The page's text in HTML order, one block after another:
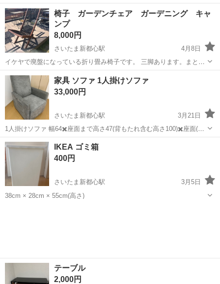
は必要になるかと思います。 サイズは45×145×44です。 引き取りのタ
イミングはご相談させてください。 宜しくお願いします。
埼玉 さいたま市 さいたま新都心駅 ダイニングセット
譲り
椅子 ガーデンチェア ガーデニング キャ
ンプ
8,000円
さいたま新都心駅
4月8日
イケヤで廃盤になっている折り畳み椅子です。 三脚あります。まとめ
て引き取って頂ける方はお値引きします。 以前、ジモティで譲ってい
ただきましたがほとんど使わないまましまってありました。 よろしく
お願い致します。
埼玉 さいたま市 さいたま新都心駅
家具 ソファ 1人掛けソファ
33,000円
さいたま新都心駅
3月21日
1人掛けソファ 幅64✖️座面まで高さ47(背もたれ含む高さ100)✖️座面(背
もたれ含まず)奥行53 左右360°回転可 前後スウィング可 座って右側面
に収納ポケット有 アメリカで購入しました 定価$660＝¥10万弱...
埼玉 さいたま市 さいたま新都心駅
IKEA ゴミ箱
400円
さいたま新都心駅
3月5日
38cm × 28cm × 55cm(高さ)
テーブル
2,000円